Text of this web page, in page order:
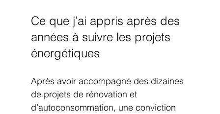
Ce que j’ai appris après des
années à suivre les projets
énergétiques
Après avoir accompagné des dizaines
de projets de rénovation et
d’autoconsommation, une conviction